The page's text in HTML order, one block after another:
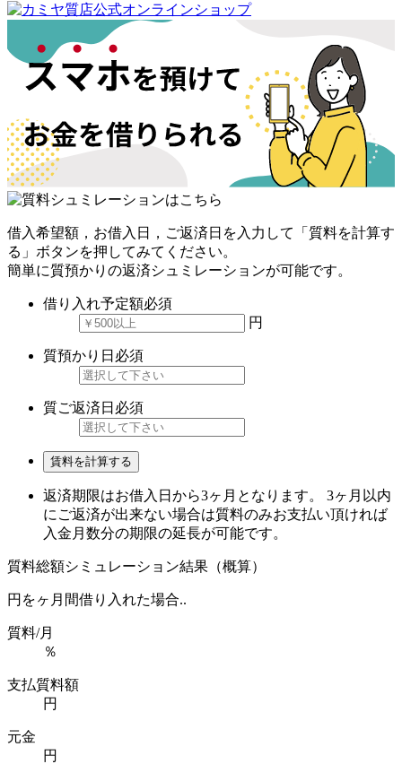
借入希望額，お借入日，ご返済日を入力して「質料を計算す
る」ボタンを押してみてください。
簡単に質預かりの返済シュミレーションが可能です。
借り入れ予定額必須
円
質預かり日 必須
質ご返済日 必須
賃料を計算する
返済期限はお借入日から3ヶ月となります。 3ヶ月以内
にご返済が出来ない場合は質料のみお支払い頂ければ
入金月数分の期限の延長が可能です。
質料総額シミュレーション結果（概算）
円をヶ月間借り入れた場合..
質料/月
％
支払質料額
円
元金
円